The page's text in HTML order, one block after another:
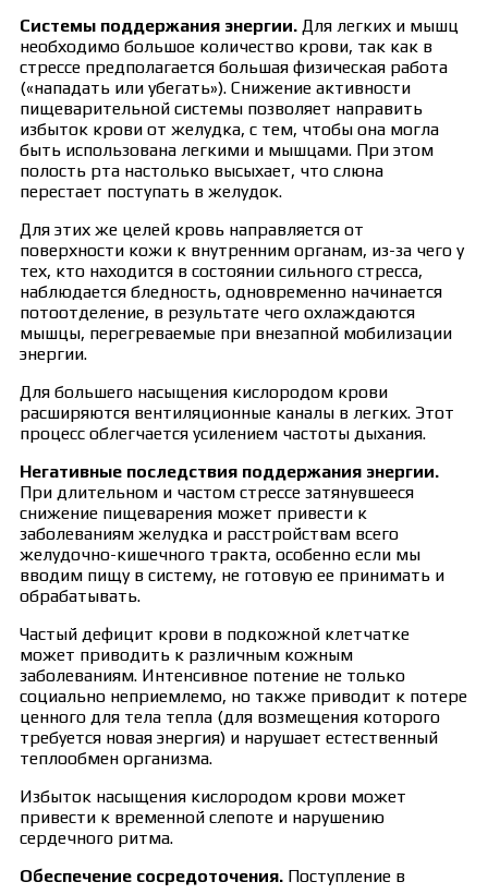
Системы поддержания энергии. Для легких и мышц
необходимо большое количество крови, так как в
стрессе предполагается большая физическая работа
(«нападать или убегать»). Снижение активности
пищеварительной системы позволяет направить
избыток крови от желудка, с тем, чтобы она могла
быть использована легкими и мышцами. При этом
полость рта настолько высыхает, что слюна
перестает поступать в желудок.
Для этих же целей кровь направляется от
поверхности кожи к внутренним органам, из-за чего у
тех, кто находится в состоянии сильного стресса,
наблюдается бледность, одновременно начинается
потоотделение, в результате чего охлаждаются
мышцы, перегреваемые при внезапной мобилизации
энергии.
Для большего насыщения кислородом крови
расширяются вентиляционные каналы в легких. Этот
процесс облегчается усилением частоты дыхания.
Негативные последствия поддержания энергии.
При длительном и частом стрессе затянувшееся
снижение пищеварения может привести к
заболеваниям желудка и расстройствам всего
желудочно-кишечного тракта, особенно если мы
вводим пищу в систему, не готовую ее принимать и
обрабатывать.
Частый дефицит крови в подкожной клетчатке
может приводить к различным кожным
заболеваниям. Интенсивное потение не только
социально неприемлемо, но также приводит к потере
ценного для тела тепла (для возмещения которого
требуется новая энергия) и нарушает естественный
теплообмен организма.
Избыток насыщения кислородом крови может
привести к временной слепоте и нарушению
сердечного ритма.
Обеспечение сосредоточения. Поступление в